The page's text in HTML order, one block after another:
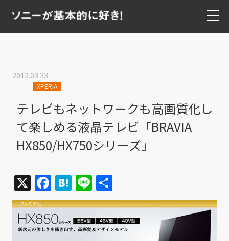
2012.03.23
XPERIA
テレビもネットワークも高画質化し
て楽しめる液晶テレビ「BRAVIA
HX850/HX750シリーズ」
X Facebook
Hatena
Line
有